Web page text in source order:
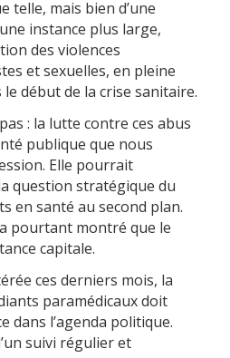
telle, mais bien d’une
instance plus large,
des violences
et sexuelles, en pleine
début de la crise sanitaire.
: la lutte contre ces abus
publique que nous
Elle pourrait
question stratégique du
en santé au second plan.
pourtant montré que le
capitale.
ces derniers mois, la
paramédicaux doit
dans l’agenda politique.
suivi régulier et